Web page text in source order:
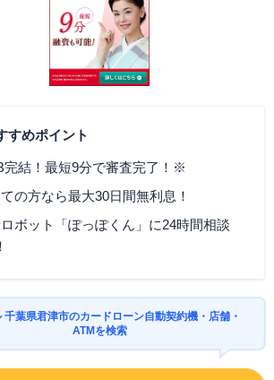
すめポイント
完結！最短9分で審査完了！※
の方なら最大30日間無利息！
ボット「ぽっぽくん」に24時間相談
千葉県君津市のカードローン自動契約機・店舗・
ATMを検索